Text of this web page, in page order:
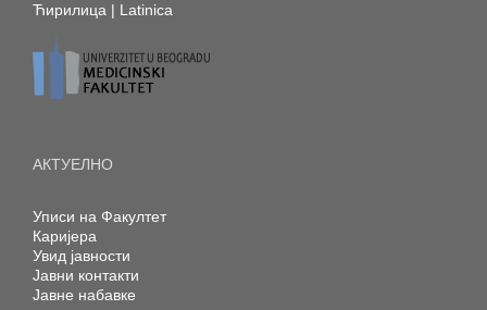
Ћирилица | Latinica
АКТУЕЛНО
Уписи на Факултет
Каријера
Увид јавности
Јавни контакти
Јавне набавке